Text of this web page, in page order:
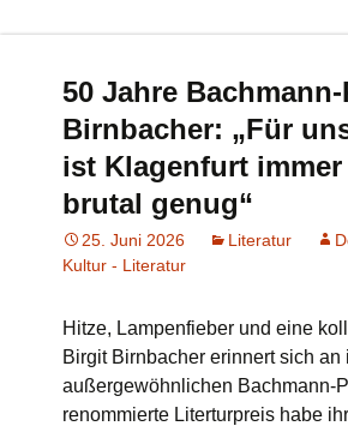
50 Jahre
Birnbacher: „Für
ist Klagenfurt
brutal genug“
25. Juni 2026 Literatur
Kultur - Literatur
Hitze, Lampenfieber und eine
Birgit Birnbacher erinnert sich an
außergewöhnlichen Bachmann-
renommierte Literturpreis habe